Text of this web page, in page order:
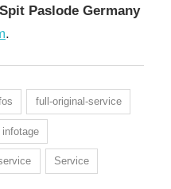
Spit Paslode Germany
.
full-original-service
infotage
Service